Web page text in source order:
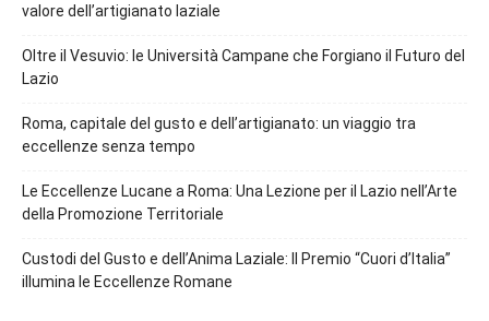
valore dell’artigianato laziale
Oltre il Vesuvio: le Università Campane che Forgiano il Futuro del
Lazio
Roma, capitale del gusto e dell’artigianato: un viaggio tra
eccellenze senza tempo
Le Eccellenze Lucane a Roma: Una Lezione per il Lazio nell’Arte
della Promozione Territoriale
Custodi del Gusto e dell’Anima Laziale: Il Premio “Cuori d’Italia”
illumina le Eccellenze Romane